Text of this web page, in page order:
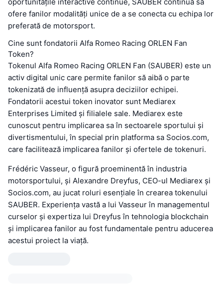
ofere fanilor modalități unice de a se conecta cu echipa lor
preferată de motorsport.
Cine sunt fondatorii Alfa Romeo Racing ORLEN Fan
Token?
Tokenul Alfa Romeo Racing ORLEN Fan (SAUBER) este un
activ digital unic care permite fanilor să aibă o parte
tokenizată de influență asupra deciziilor echipei.
Fondatorii acestui token inovator sunt Mediarex
Enterprises Limited și filialele sale. Mediarex este
cunoscut pentru implicarea sa în sectoarele sportului și
divertismentului, în special prin platforma sa Socios.com,
care facilitează implicarea fanilor și ofertele de tokenuri.
Frédéric Vasseur, o figură proeminentă în industria
motorsportului, și Alexandre Dreyfus, CEO-ul Mediarex și
Socios.com, au jucat roluri esențiale în crearea tokenului
SAUBER. Experiența vastă a lui Vasseur în managementul
curselor și expertiza lui Dreyfus în tehnologia blockchain
și implicarea fanilor au fost fundamentale pentru aducerea
acestui proiect la viață.